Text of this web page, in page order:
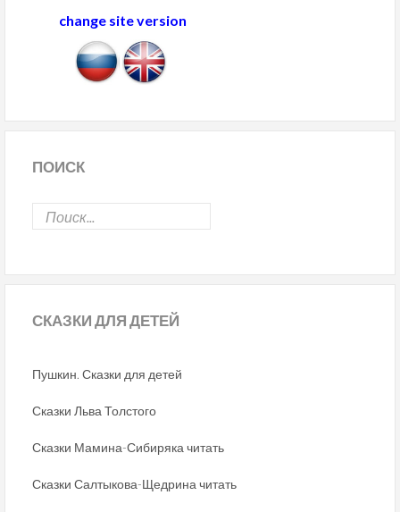
change site version
ПОИСК
СКАЗКИДЛЯ ДЕТЕЙ
Пушкин. Сказки для детей
Сказки Льва Толстого
Сказки Мамина-Сибиряка читать
Сказки Салтыкова-Щедрина читать